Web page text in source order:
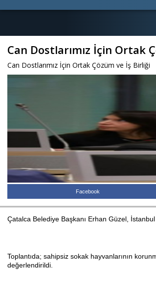
Can Dostlarımız İçin Ortak
Can Dostlarımız İçin Ortak Çözüm ve İş Birliği
Facebook
Çatalca Belediye Başkanı Erhan Güzel, İstanbul
Toplantıda; sahipsiz sokak hayvanlarının
değerlendirildi.